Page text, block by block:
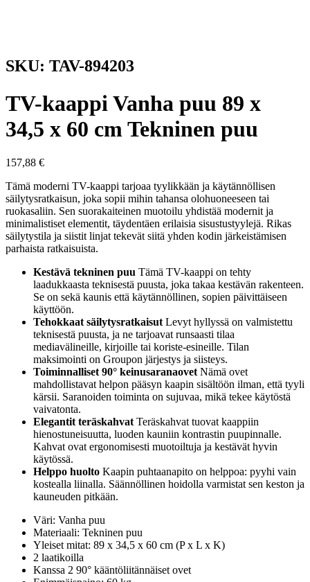
SKU: TAV-894203
TV-kaappi Vanha puu 89 x
34,5 x 60 cm Tekninen puu
157,88 €
Tämä moderni TV-kaappi tarjoaa tyylikkään ja käytännöllisen
säilytysratkaisun, joka sopii mihin tahansa olohuoneeseen tai
ruokasaliin. Sen suorakaiteinen muotoilu yhdistää modernit ja
minimalistiset elementit, täydentäen erilaisia sisustustyylejä. Rikas
säilytystila ja siistit linjat tekevät siitä yhden kodin järkeistämisen
parhaista ratkaisuista.
Kestävä tekninen puu Tämä TV-kaappi on tehty
laadukkaasta teknisestä puusta, joka takaa kestävän rakenteen.
Se on sekä kaunis että käytännöllinen, sopien päivittäiseen
käyttöön.
Tehokkaat säilytysratkaisut Levyt hyllyssä on valmistettu
teknisestä puusta, ja ne tarjoavat runsaasti tilaa
mediavälineille, kirjoille tai koriste-esineille. Tilan
maksimointi on Groupon järjestys ja siisteys.
Toiminnalliset 90° keinusaranaovet Nämä ovet
mahdollistavat helpon pääsyn kaapin sisältöön ilman, että tyyli
kärsii. Saranoiden toiminta on sujuvaa, mikä tekee käytöstä
vaivatonta.
Elegantit teräskahvat Teräskahvat tuovat kaappiin
hienostuneisuutta, luoden kauniin kontrastin puupinnalle.
Kahvat ovat ergonomisesti muotoiltuja ja kestävät hyvin
käytössä.
Helppo huolto Kaapin puhtaanapito on helppoa: pyyhi vain
kostealla liinalla. Säännöllinen hoidolla varmistat sen keston ja
kauneuden pitkään.
Väri: Vanha puu
Materiaali: Tekninen puu
Yleiset mitat: 89 x 34,5 x 60 cm (P x L x K)
2 laatikoilla
Kanssa 2 90° kääntöliitännäiset ovet